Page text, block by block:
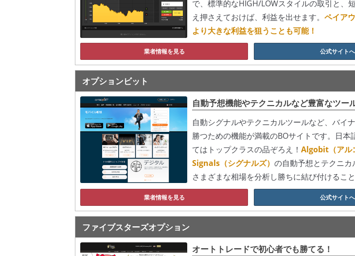
で、標準的なHIGH/LOWスタイルの取引と、
え押さえておけば、利益を出せます。 ペイア
より大きな利益を狙うことも可能！
業者情報を見る 公式サイトへ
オプションビット
自動予想機能やテクニカルなど豊富なツー
自動シグナルやテクニカルツールなど、バイ
勝つための機能が満載のBOサイトです。日本
てはトップクラスの品ぞろえ！ Algobit（アル
Signals（シグナルズ） の自動予想とテクニカ
さまざまな相場を分析し勝ちに結び付けるこ
業者情報を見る 公式サイトへ
ファイブスターズオプション
オートトレードで初心者でも勝てる！